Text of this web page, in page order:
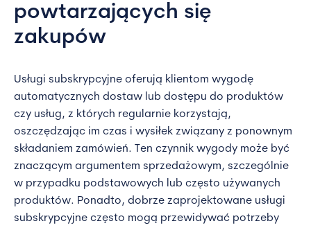
powtarzających się
zakupów
Usługi subskrypcyjne oferują klientom wygodę
automatycznych dostaw lub dostępu do produktów
czy usług, z których regularnie korzystają,
oszczędzając im czas i wysiłek związany z ponownym
składaniem zamówień. Ten czynnik wygody może być
znaczącym argumentem sprzedażowym, szczególnie
w przypadku podstawowych lub często używanych
produktów. Ponadto, dobrze zaprojektowane usługi
subskrypcyjne często mogą przewidywać potrzeby